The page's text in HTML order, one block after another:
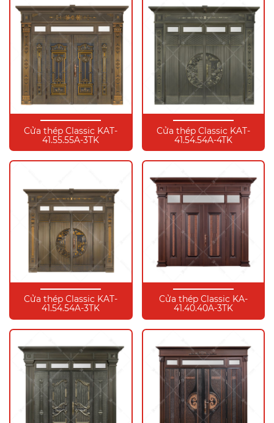
Cửa thép Classic KAT-
41.55.55A-3TK
Cửa thép Classic KAT-
41.54.54A-4TK
Cửa thép Classic KAT-
41.54.54A-3TK
Cửa thép Classic KA-
41.40.40A-3TK